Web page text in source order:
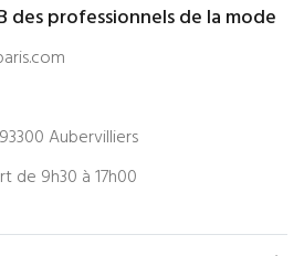
des professionnels de la mode
Aubervilliers
de 9h30 à 17h00